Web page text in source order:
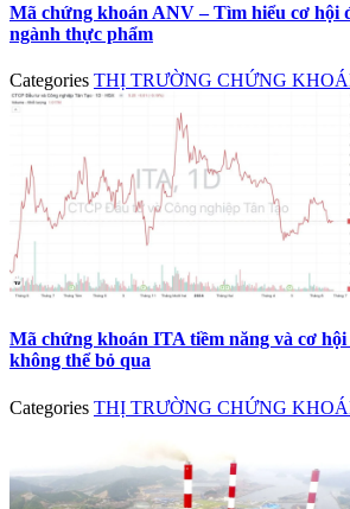
Mã chứng khoán ANV – Tìm hiểu cơ hội
ngành thực phẩm
Categories THỊ TRƯỜNG CHỨNG
Mã chứng khoán ITA tiềm năng và cơ
không thể bỏ qua
Categories THỊ TRƯỜNG CHỨNG